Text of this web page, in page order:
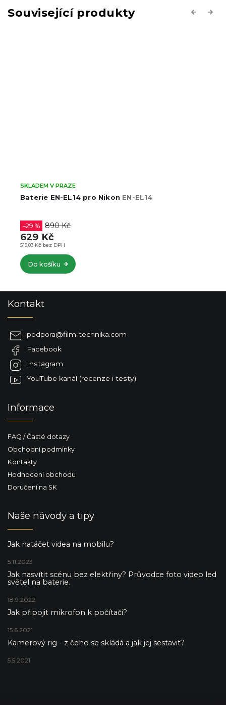
Související produkty Previous
Dummy baterie Nikon EN-EL14 / EN-EL14A s USB-
SKLADEM V PRAZE
818,18 Kč bez DPH
990 Kč
Next
Kontakt
podpora@film-technika.com
Facebook
Instagram
YouTube kanál (recenze i testy)
Informace
FAQ / Časté dotazy
Obchodní podmínky
Kontakty
Hodnocení obchodu
Doručení na SK
Naše návody a tipy
Jak natáčet videa na mobilu?
5.11.2023
Jak nasvítit scénu bez elektřiny? Průvodce foto video led
světel na baterie.
18.9.2022
Jak připojit mikrofon k počítači?
15.6.2021
Kamerový rig - z čeho se skládá a jak jej sestavit?
5.5.2021